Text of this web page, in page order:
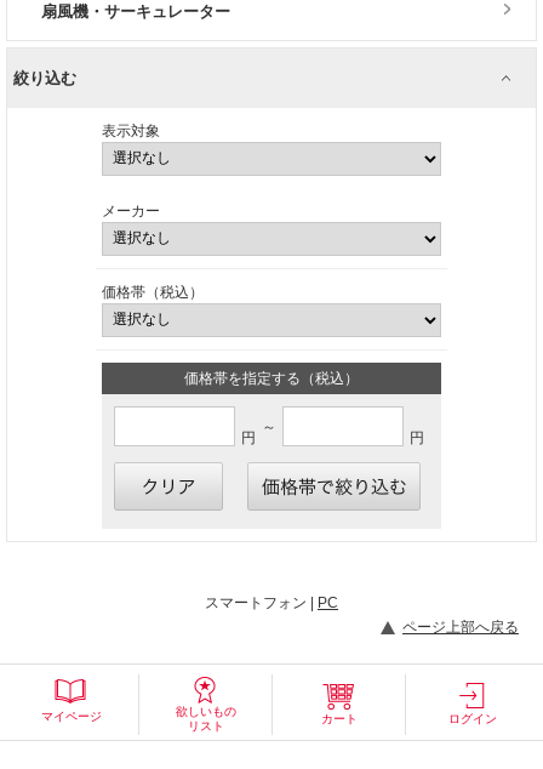
扇風機・サーキュレーター
絞り込む
表示対象
メーカー
価格帯（税込）
価格帯を指定する（税込）
円
～
円
スマートフォン | PC
ページ上部へ戻る
マイページ
欲しいもの
リスト
カート ログイン